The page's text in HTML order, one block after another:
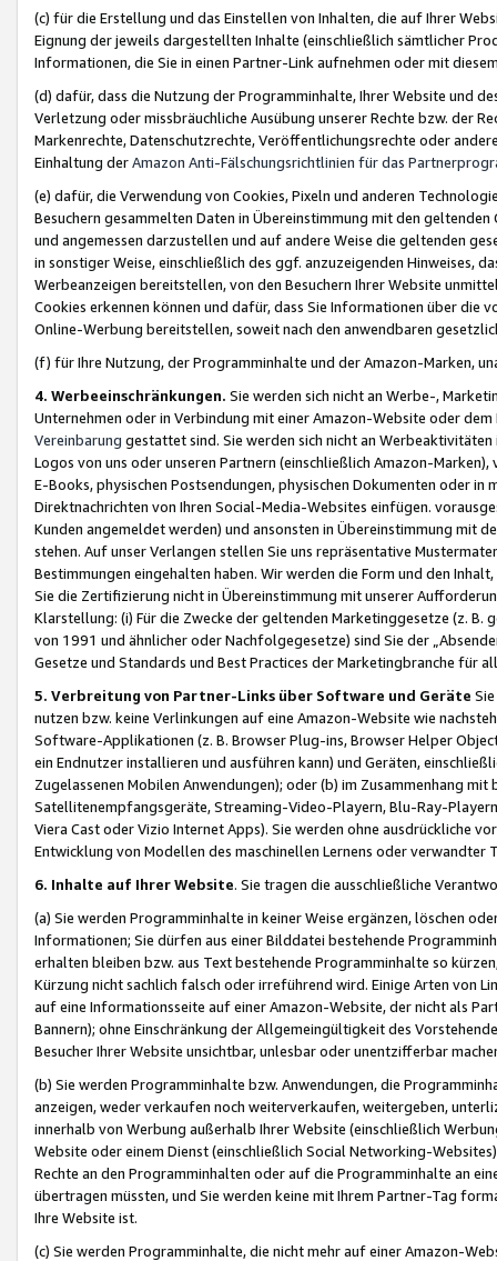
(c) für die Erstellung und das Einstellen von Inhalten, die auf Ihrer
Eignung der jeweils dargestellten Inhalte (einschließlich sämtlicher
Informationen, die Sie in einen Partner-Link aufnehmen oder mit
(d) dafür, dass die Nutzung der Programminhalte, Ihrer Website und
Verletzung oder missbräuchliche Ausübung unserer Rechte bzw. der
Markenrechte, Datenschutzrechte, Veröffentlichungsrechte oder
Einhaltung derAmazon Anti-Fälschungsrichtlinien für das
(e) dafür, die Verwendung von Cookies, Pixeln und anderen
Besuchern gesammelten Daten in Übereinstimmung mit den
und angemessen darzustellen und auf andere Weise die geltenden
in sonstiger Weise, einschließlich des ggf. anzuzeigenden Hinweises,
Werbeanzeigen bereitstellen, von den Besuchern Ihrer Website
Cookies erkennen können und dafür, dass Sie Informationen über die
Online-Werbung bereitstellen, soweit nach den anwendbaren
(f) für Ihre Nutzung, der Programminhalte und der Amazon-Marken,
4. Werbeeinschränkungen. Sie werden sich nicht an Werbe-,
Unternehmen oder in Verbindung mit einer Amazon-Website oder
Vereinbarung gestattet sind. Sie werden sich nicht an
Logos von uns oder unseren Partnern (einschließlich Amazon-
E-Books, physischen Postsendungen, physischen Dokumenten oder in
Direktnachrichten von Ihren Social-Media-Websites einfügen.
Kunden angemeldet werden) und ansonsten in Übereinstimmung mit
stehen. Auf unser Verlangen stellen Sie uns repräsentative
Bestimmungen eingehalten haben. Wir werden die Form und den
Sie die Zertifizierung nicht in Übereinstimmung mit unserer
Klarstellung: (i) Für die Zwecke der geltenden Marketinggesetze (z. B.
von 1991 und ähnlicher oder Nachfolgegesetze) sind Sie der
Gesetze und Standards und Best Practices der Marketingbranche für
5. Verbreitung von Partner-Links über Software und Geräte
nutzen bzw. keine Verlinkungen auf eine Amazon-Website wie
Software-Applikationen (z. B. Browser Plug-ins, Browser Helper
ein Endnutzer installieren und ausführen kann) und Geräten,
Zugelassenen Mobilen Anwendungen); oder (b) im Zusammenhang
Satellitenempfangsgeräte, Streaming-Video-Playern, Blu-Ray-
Viera Cast oder Vizio Internet Apps). Sie werden ohne ausdrückliche
Entwicklung von Modellen des maschinellen Lernens oder
6. Inhalte auf Ihrer Website. Sie tragen die ausschließliche
(a) Sie werden Programminhalte in keiner Weise ergänzen, löschen
Informationen; Sie dürfen aus einer Bilddatei bestehende
erhalten bleiben bzw. aus Text bestehende Programminhalte so
Kürzung nicht sachlich falsch oder irreführend wird. Einige Arten von
auf eine Informationsseite auf einer Amazon-Website, der nicht als
Bannern); ohne Einschränkung der Allgemeingültigkeit des
Besucher Ihrer Website unsichtbar, unlesbar oder unentzifferbar
(b) Sie werden Programminhalte bzw. Anwendungen, die
anzeigen, weder verkaufen noch weiterverkaufen, weitergeben,
innerhalb von Werbung außerhalb Ihrer Website (einschließlich
Website oder einem Dienst (einschließlich Social Networking-
Rechte an den Programminhalten oder auf die Programminhalte an
übertragen müssten, und Sie werden keine mit Ihrem Partner-Tag
Ihre Website ist.
(c) Sie werden Programminhalte, die nicht mehr auf einer Amazon-